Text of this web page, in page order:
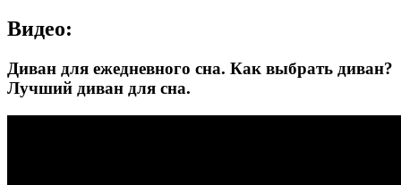
Видео:
Диван для ежедневного сна. Как выбрать диван?
Лучший диван для сна.